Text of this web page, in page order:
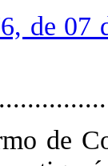
de 07
de